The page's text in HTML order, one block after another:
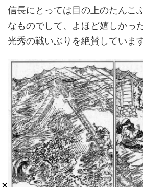
信長にとっては目の上のたんこ
なものでして、よほど嬉しかっ
光秀の戦いぶりを絶賛しています